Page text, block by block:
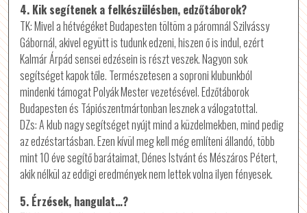
4. Kik segítenek a felkészülésben, edzőtáborok?
TK: Mivel a hétvégéket Budapesten töltöm a páromnál Szilvássy
Gábornál, akivel együtt is tudunk edzeni, hiszen ő is indul, ezért
Kalmár Árpád sensei edzésein is részt veszek. Nagyon sok
segítséget kapok tőle. Természetesen a soproni klubunkból
mindenki támogat Polyák Mester vezetésével. Edzőtáborok
Budapesten és Tápiószentmártonban lesznek a válogatottal.
DZs: A klub nagy segítséget nyújt mind a küzdelmekben, mind pedig
az edzéstartásban. Ezen kívül meg kell még említeni állandó, több
mint 10 éve segítő barátaimat, Dénes Istvánt és Mészáros Pétert,
akik nélkül az eddigi eredmények nem lettek volna ilyen fényesek.
5. Érzések, hangulat…?